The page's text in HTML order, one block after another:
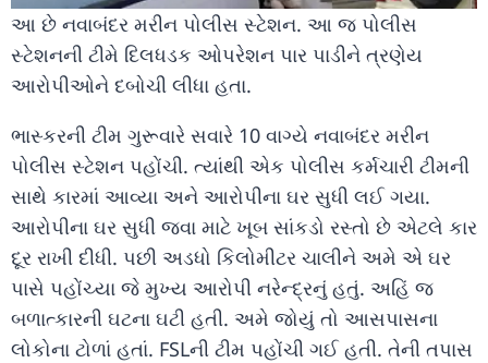
આ છે નવાબંદર મરીન પોલીસ સ્ટેશન. આ જ પોલીસ
સ્ટેશનની ટીમે દિલધડક ઓપરેશન પાર પાડીને ત્રણેય
આરોપીઓને દબોચી લીધા હતા.
ભાસ્કરની ટીમ ગુરૂવારે સવારે 10 વાગ્યે નવાબંદર મરીન
પોલીસ સ્ટેશન પહોંચી. ત્યાંથી એક પોલીસ કર્મચારી ટીમની
સાથે કારમાં આવ્યા અને આરોપીના ઘર સુધી લઈ ગયા.
આરોપીના ઘર સુધી જવા માટે ખૂબ સાંકડો રસ્તો છે એટલે કાર
દૂર રાખી દીધી. પછી અડધો કિલોમીટર ચાલીને અમે એ ઘર
પાસે પહોંચ્યા જે મુખ્ય આરોપી નરેન્દ્રનું હતું. અહિં જ
બળાત્કારની ઘટના ઘટી હતી. અમે જોયું તો આસપાસના
લોકોના ટોળાં હતાં. FSLની ટીમ પહોંચી ગઈ હતી. તેની તપાસ